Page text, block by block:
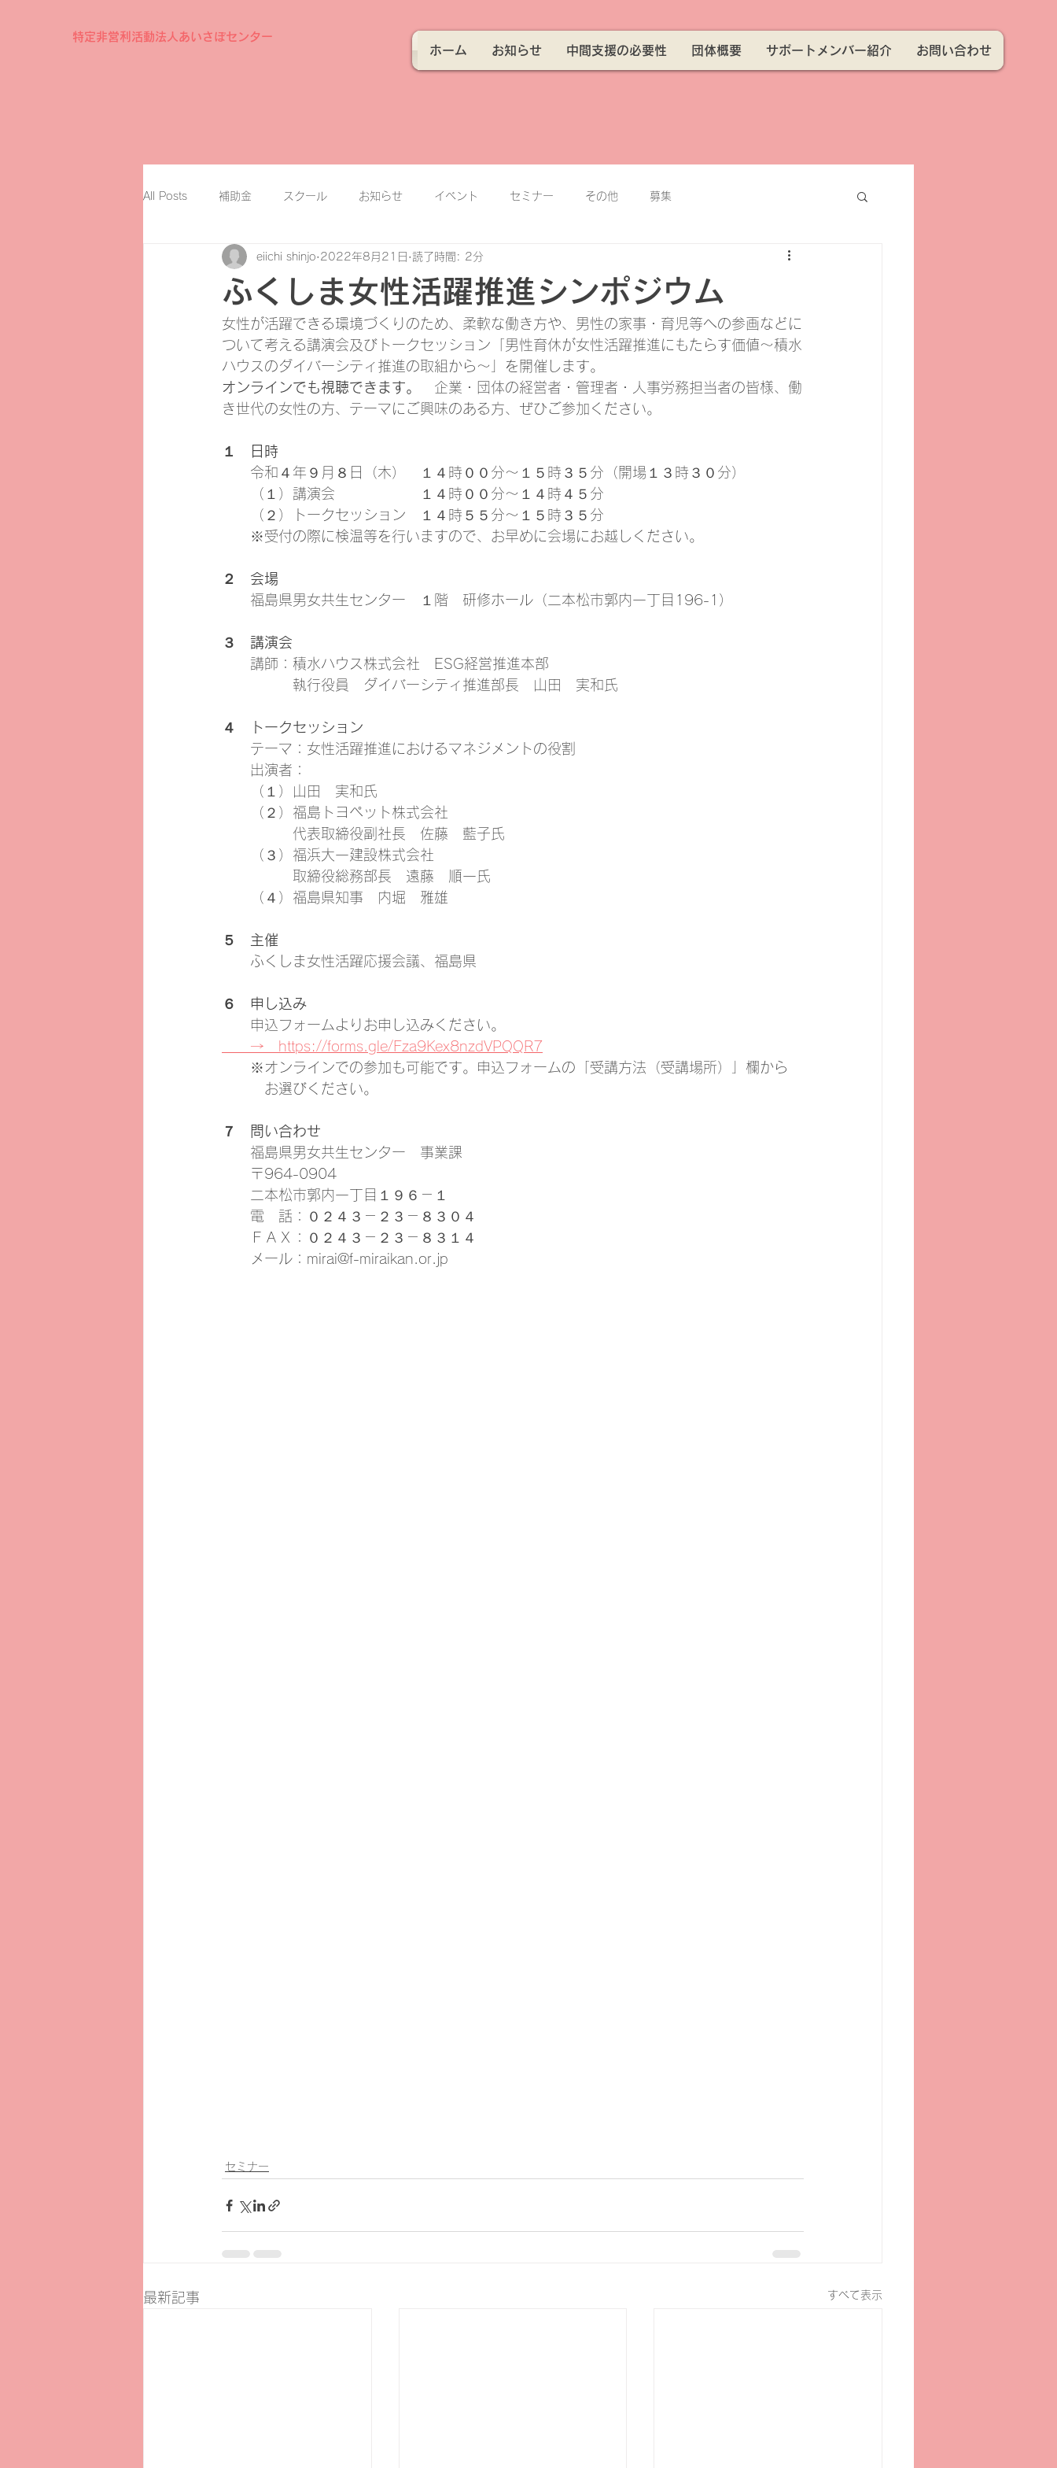
特定非営利活動法人あいさぽセンター
ホーム お知らせ 中間支援の必要性 団体概要 サポートメンバー紹介 お問い合わせ
All Posts 補助金 スクール お知らせ イベント セミナー その他 募集
ふくしま女性活躍推進シンポジウム
eiichi shinjo 2022年8月21日 読了時間: 2分
女性が活躍できる環境づくりのため、柔軟な働き方や、男性の家事・育児等への参画などに
ついて考える講演会及びトークセッション「男性育休が女性活躍推進にもたらす価値～積水
ハウスのダイバーシティ推進の取組から～」を開催します。
オンラインでも視聴できます。
企業・団体の経営者・管理者・人事労務担当者の皆様、働
き世代の女性の方、テーマにご興味のある方、ぜひご参加ください。
１　日時
令和４年９月８日（木）　１４時００分～１５時３５分（開場１３時３０分）
（１）講演会　　　　　　１４時００分～１４時４５分
（２）トークセッション　１４時５５分～１５時３５分
※受付の際に検温等を行いますので、お早めに会場にお越しください。
２　会場
福島県男女共生センター　１階　研修ホール（二本松市郭内一丁目196-1）
３　講演会
講師：積水ハウス株式会社　ESG経営推進本部
執行役員　ダイバーシティ推進部長　山田　実和氏
４　トークセッション
テーマ：女性活躍推進におけるマネジメントの役割
出演者：
（１）山田　実和氏
（２）福島トヨペット株式会社
代表取締役副社長　佐藤　藍子氏
（３）福浜大一建設株式会社
取締役総務部長　遠藤　順一氏
（４）福島県知事　内堀　雅雄
５　主催
ふくしま女性活躍応援会議、福島県
６　申し込み
申込フォームよりお申し込みください。
→　https://forms.gle/Fza9Kex8nzdVPQQR7
※オンラインでの参加も可能です。申込フォームの「受講方法（受講場所）」欄から
お選びください。
７　問い合わせ
福島県男女共生センター　事業課
〒964-0904
二本松市郭内一丁目１９６－１
電　話：０２４３－２３－８３０４
ＦＡＸ：０２４３－２３－８３１４
メール：mirai@f-miraikan.or.jp
セミナー
最新記事 すべて表示